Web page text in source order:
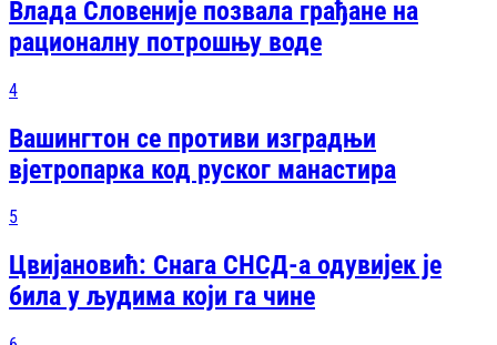
Влада Словеније позвала грађане на
рационалну потрошњу воде
4
Вашингтон се противи изградњи
вјетропарка код руског манастира
5
Цвијановић: Снага СНСД-а одувијек је
била у људима који га чине